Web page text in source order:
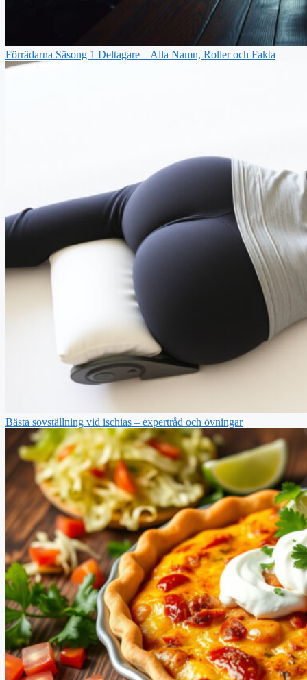
Förrädarna Säsong 1 Deltagare – Alla Namn, Roller och Fakta
Bästa sovställning vid ischias – expertråd och övningar